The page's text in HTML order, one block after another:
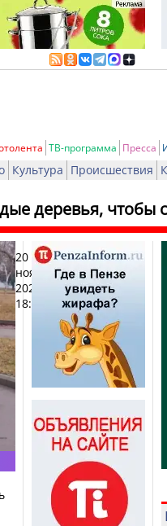
ТВ-программа Пресса
Культура Происшествия
деревья, чтобы
20
ноября
2025,
18:56